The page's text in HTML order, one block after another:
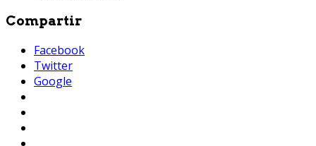
Compartir
Facebook
Twitter
Google